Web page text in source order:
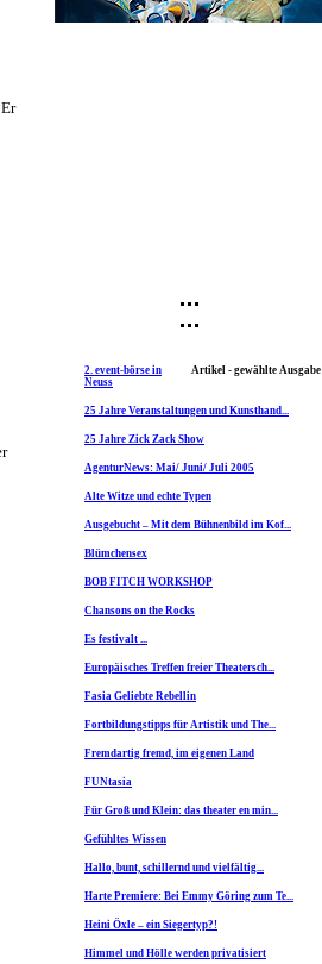
Artikel - gewählte Ausgabe
2. event-börse in
Neuss
25 Jahre Veranstaltungen und Kunsthand...
25 Jahre Zick Zack Show
AgenturNews: Mai/ Juni/ Juli 2005
Alte Witze und echte Typen
Ausgebucht – Mit dem Bühnenbild im Kof...
Blümchensex
BOB FITCH WORKSHOP
Chansons on the Rocks
Es festivalt ...
Europäisches Treffen freier Theatersch...
Fasia Geliebte Rebellin
Fortbildungstipps für Artistik und The...
Fremdartig fremd, im eigenen Land
FUNtasia
Für Groß und Klein: das theater en min...
Gefühltes Wissen
Hallo, bunt, schillernd und vielfältig...
Harte Premiere: Bei Emmy Göring zum Te...
Heini Öxle – ein Siegertyp?!
Himmel und Hölle werden privatisiert